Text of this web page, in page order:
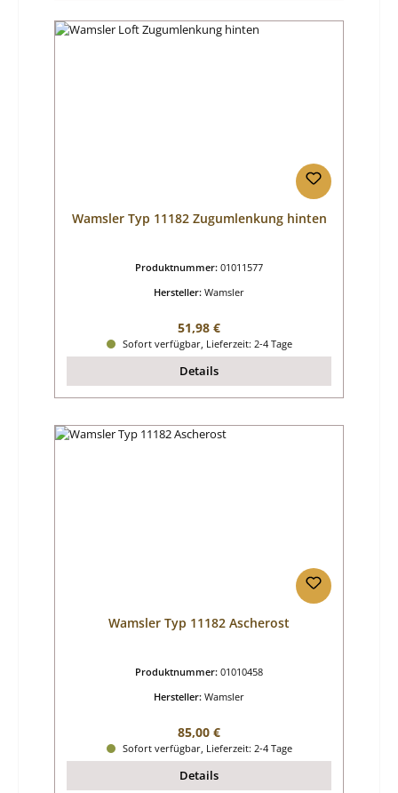
Wamsler Typ 11182 Zugumlenkung hinten
Produktnummer: 01011577
Hersteller: Wamsler
Regulärer Preis:
51,98 €
Sofort verfügbar, Lieferzeit: 2-4 Tage
Details
Wamsler Typ 11182 Ascherost
Produktnummer: 01010458
Hersteller: Wamsler
Regulärer Preis:
85,00 €
Sofort verfügbar, Lieferzeit: 2-4 Tage
Details